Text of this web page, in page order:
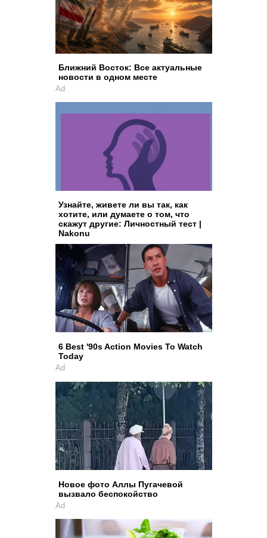
Ближний Восток: Все актуальные
новости в одном месте
Ad
Узнайте, живете ли вы так, как
хотите, или думаете о том, что
скажут другие: Личностный тест |
Nakonu
6 Best '90s Action Movies To Watch
Today
Ad
Новое фото Аллы Пугачевой
вызвало беспокойство
Ad